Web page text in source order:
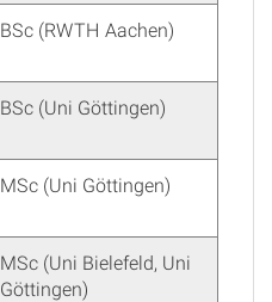
BSc (RWTH Aachen)
BSc (Uni Göttingen)
MSc (Uni Göttingen)
MSc (Uni Bielefeld, Uni
Göttingen)